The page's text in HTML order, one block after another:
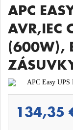
APC
AVR,IEC
(600W),
134,35